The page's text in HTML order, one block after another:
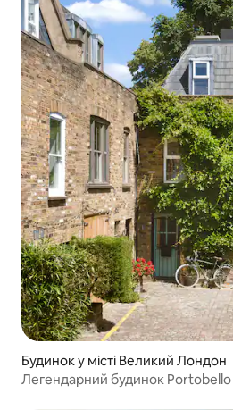
Будинок у місті Великий Лондон
Легендарний будинок